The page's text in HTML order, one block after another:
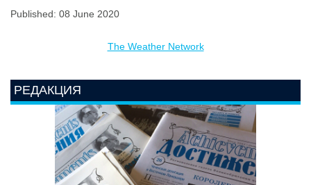
Published: 08 June 2020
The Weather Network
РЕДАКЦИЯ